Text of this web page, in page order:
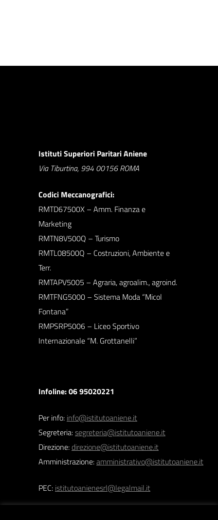
Istituti Superiori Paritari Aniene
Via Tiburtina, 994 00156 ROMA
Codici Meccanografici:
RMTD67500X – Amm. Finanza e
Marketing
RMTN8V500Q – Turismo
RMTL08500Q – Costruzioni, Ambiente e
Terr.
RMTAPV5005 – Agraria, agroalim., agroind.
RMTFNG5000 – Sistema Moda “Micol
Fontana”
RMPSRP5006 – Liceo Sportivo
Internazionale “M. Grottanelli”
Infoline: 06 95020221
Per info: info@istitutoaniene.it
Segreteria:segreteria@istitutoaniene.it
Direzione: direzione@istitutoaniene.it
Amministrazione:amministrativo@istitutoaniene.it
PEC: istitutoanienesrl@legalmail.it